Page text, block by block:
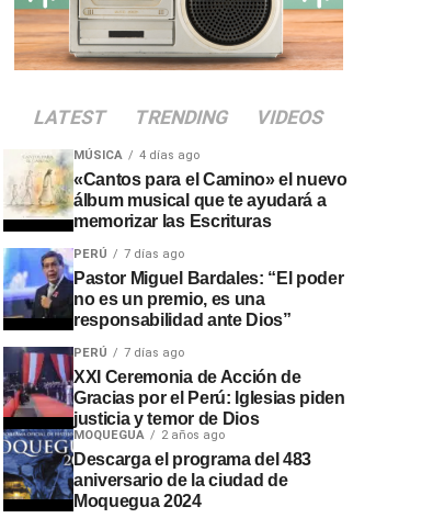
LATEST TRENDING VIDEOS
MÚSICA 4 días ago
«Cantos para el Camino» el nuevo
álbum musical que te ayudará a
memorizar las Escrituras
PERÚ 7 días ago
Pastor Miguel Bardales: “El poder
no es un premio, es una
responsabilidad ante Dios”
PERÚ 7 días ago
XXI Ceremonia de Acción de
Gracias por el Perú: Iglesias piden
justicia y temor de Dios
MOQUEGUA 2 años ago
Descarga el programa del 483
aniversario de la ciudad de
Moquegua 2024